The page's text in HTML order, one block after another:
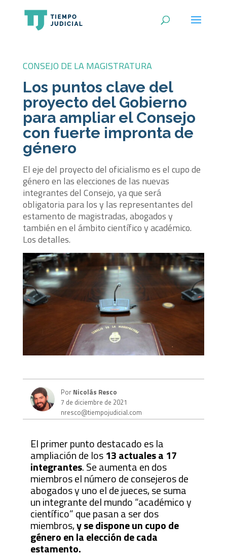
CONSEJO DE LA MAGISTRATURA
Los puntos clave del
proyecto del Gobierno
para ampliar el Consejo
con fuerte impronta de
género
El eje del proyecto del oficialismo es el cupo de
género en las elecciones de las nuevas
integrantes del Consejo, ya que será
obligatoria para los y las representantes del
estamento de magistradas, abogados y
también en el ámbito científico y académico.
Los detalles.
PorNicolás Resco
7 de diciembre de 2021
nresco@tiempojudicial.com
El primer punto destacado es la
ampliación de los13 actuales a 17
integrantes. Se aumenta en dos
miembros el número de consejeros de
abogados y uno el de jueces, se suma
un integrante del mundo “académico y
científico” que pasan a ser dos
miembros,y se dispone un cupo de
género en la elección de cada
estamento.